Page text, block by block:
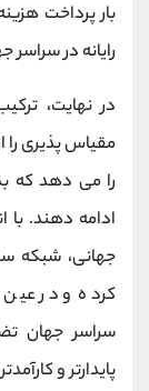
‌بار پرداخت
رایانه در
در نهایت،
مقیاس ‌پذیری را
را می‌ دهد که
ادامه دهند.
جهانی، شبکه
کرده و در عین
سراسر جهان
پایدارتر و